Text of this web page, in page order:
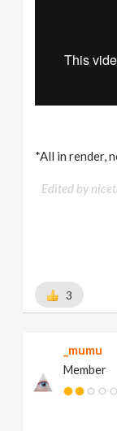
*All in render,
Edited by
3
_mumu
Member